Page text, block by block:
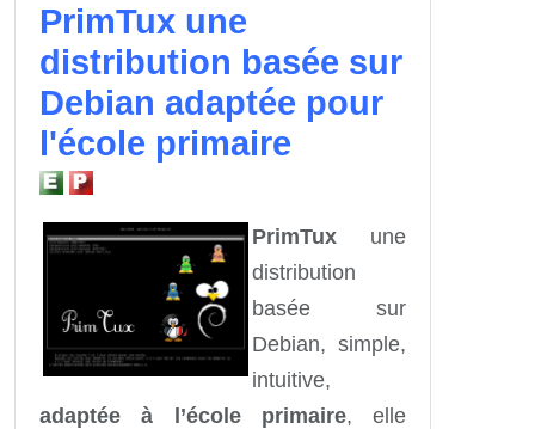
PrimTux une
distribution basée sur
Debian adaptée pour
l'école primaire
PrimTux une
distribution
basée sur
Debian, simple,
intuitive,
adaptée à l’école primaire, elle